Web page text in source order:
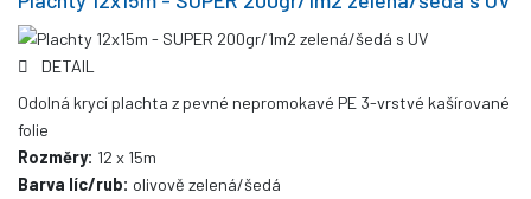
DETAIL
Odolná krycí plachta z pevné nepromokavé PE 3-vrstvé kašírované
folie
Rozměry: 12 x 15m
Barva líc/rub: olivově zelená/šedá